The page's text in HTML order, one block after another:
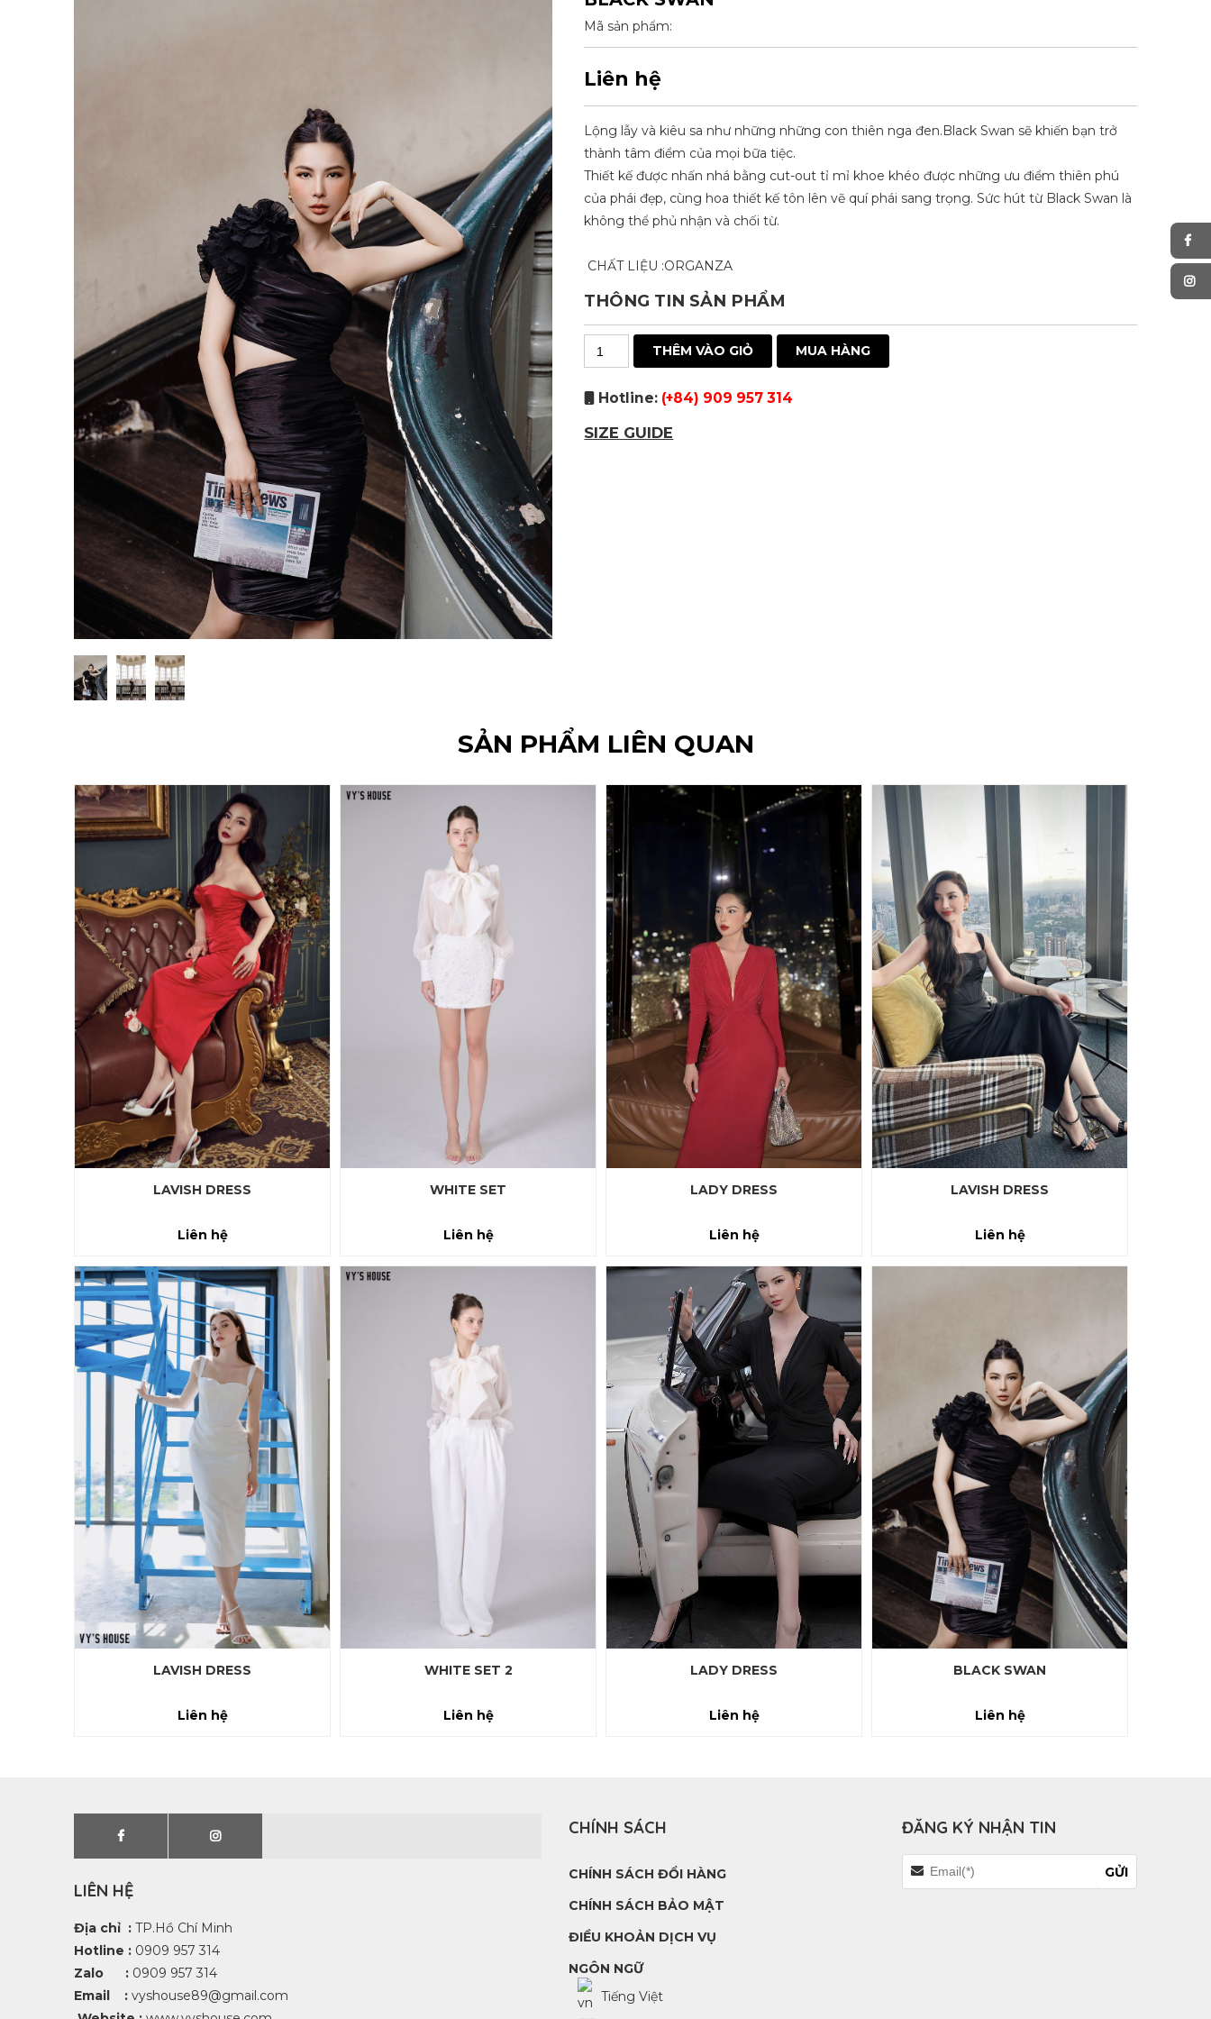
Mã sản phẩm:
Liên hệ
Lộng lẫy và kiêu sa như những những con thiên nga đen.Black Swan sẽ khiến bạn trở
thành tâm điểm của mọi bữa tiệc.
Thiết kế được nhấn nhá bằng cut-out tỉ mỉ khoe khéo được những ưu điểm thiên phú
của phái đẹp, cùng hoa thiết kế tôn lên vẽ quí phái sang trọng. Sức hút từ Black Swan là
không thể phủ nhận và chối từ.
CHẤT LIỆU :ORGANZA
THÔNG TIN SẢN PHẨM
Hotline: (+84) 909 957 314
SIZE GUIDE
SẢN PHẨM LIÊN QUAN
LAVISH DRESS
Liên hệ
WHITE SET
Liên hệ
LADY DRESS
Liên hệ
LAVISH DRESS
Liên hệ
LAVISH DRESS
Liên hệ
WHITE SET 2
Liên hệ
LADY DRESS
Liên hệ
BLACK SWAN
Liên hệ
LIÊN HỆ
Địa chỉ : TP.Hồ Chí Minh
Hotline : 0909 957 314
Zalo : 0909 957 314
Email : vyshouse89@gmail.com
CHÍNH SÁCH
CHÍNH SÁCH ĐỔI HÀNG
CHÍNH SÁCH BẢO MẬT
ĐIỀU KHOẢN DỊCH VỤ
NGÔN NGỮ
Tiếng Việt
ĐĂNG KÝ NHẬN TIN